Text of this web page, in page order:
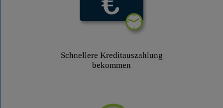
Schnellere Kreditauszahlung
bekommen